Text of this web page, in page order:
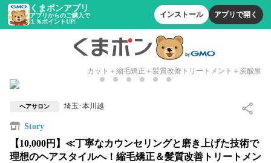
くまポンアプリ
アプリからのご購入で
１％ポイントUP!
インストール アプリで開く
カット＋縮毛矯正＋髪質改善トリートメント＋炭酸泉
ヘアサロン 埼玉･本川越
Story
【10,000円】≪丁寧なカウンセリングと磨き上げた技術で
理想のヘアスタイルへ！縮毛矯正＆髪質改善トリートメン